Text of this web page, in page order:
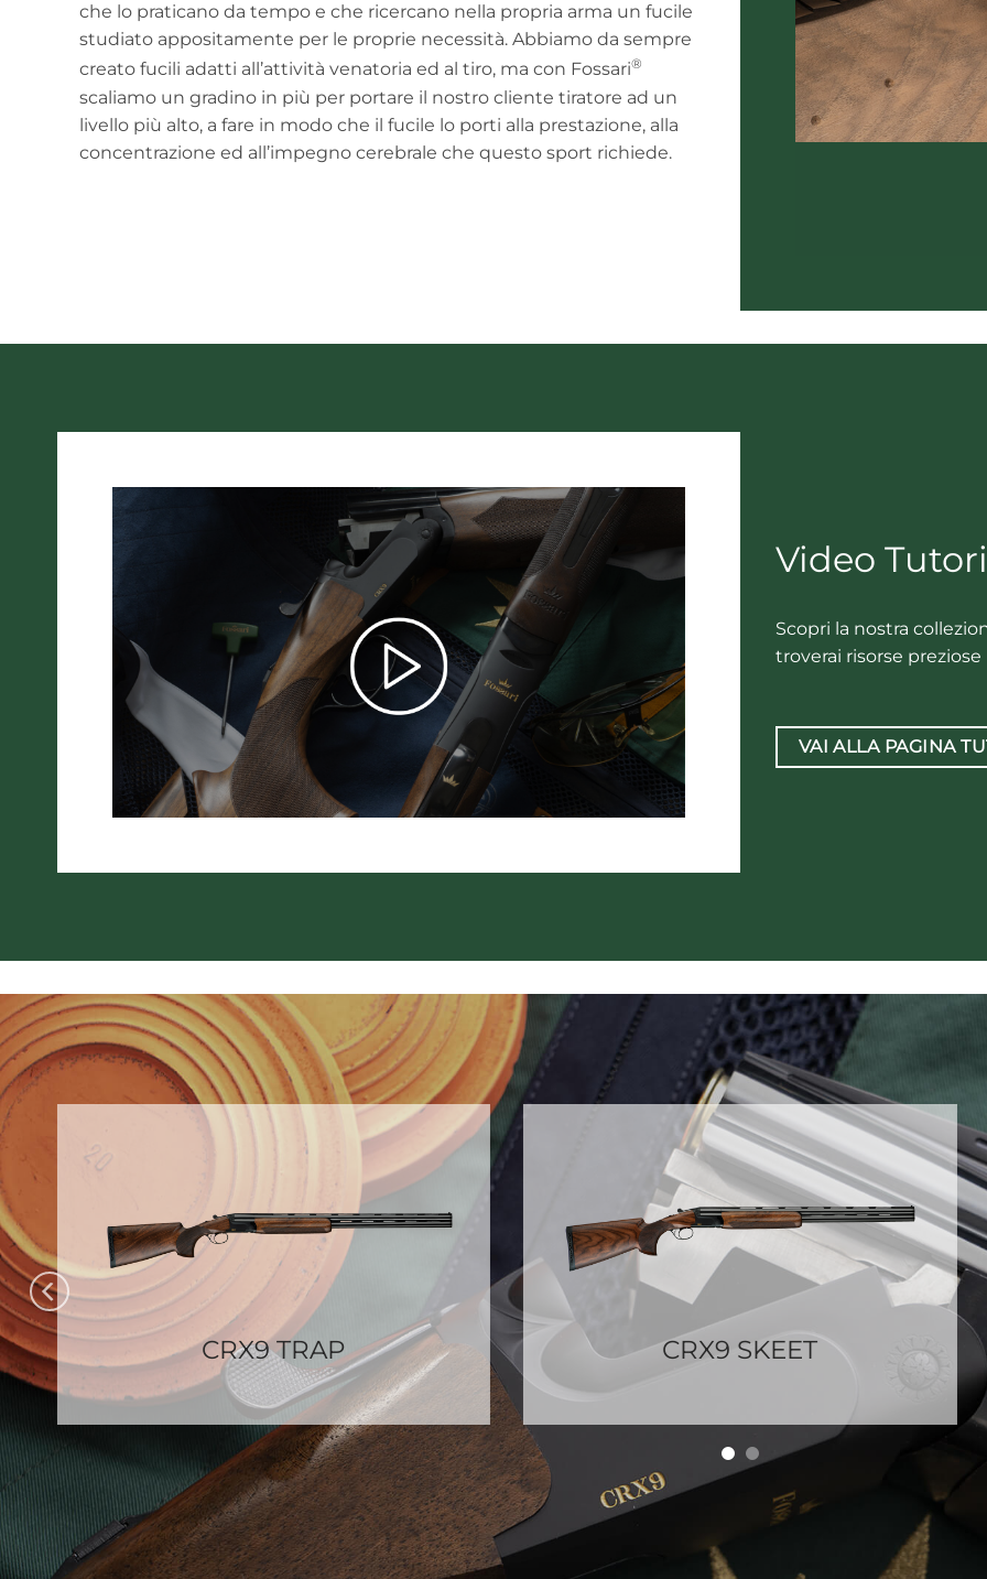
che lo praticano da tempo e che ricercano nella propria arma un fucile
studiato appositamente per le proprie necessità. Abbiamo da sempre
creato fucili adatti all’attività venatoria ed al tiro, ma con Fossari®
scaliamo un gradino in più per portare il nostro cliente tiratore ad un
livello più alto, a fare in modo che il fucile lo porti alla prestazione, alla
concentrazione ed all’impegno cerebrale che questo sport richiede.
Video
Scopri la nostra
troverai risorse
VAI ALLA PAGINA
CRX9 TRAP CRX9 SKEET